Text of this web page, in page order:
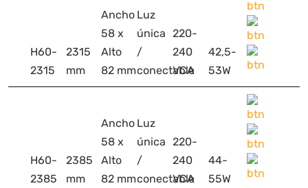
H60-
2315
2315
mm
Ancho
58 x
Alto
82 mm
Luz
única
/
conectable
220-
240
VCA
42,5-
53W
H60-
2385
2385
mm
Ancho
58 x
Alto
82 mm
Luz
única
/
conectable
220-
240
VCA
44-
55W